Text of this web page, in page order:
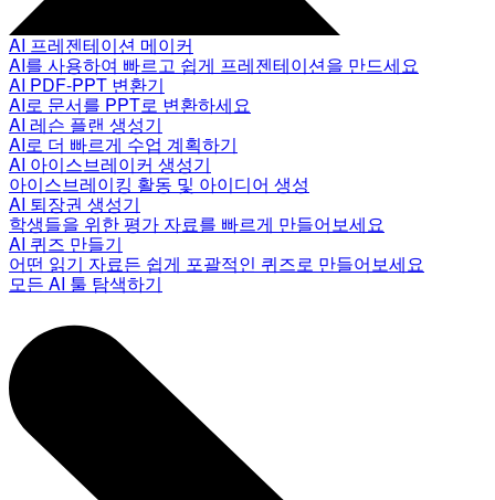
AI 프레젠테이션 메이커
AI를 사용하여 빠르고 쉽게 프레젠테이션을 만드세요
AI PDF-PPT 변환기
AI로 문서를 PPT로 변환하세요
AI 레슨 플랜 생성기
AI로 더 빠르게 수업 계획하기
AI 아이스브레이커 생성기
아이스브레이킹 활동 및 아이디어 생성
AI 퇴장권 생성기
학생들을 위한 평가 자료를 빠르게 만들어보세요
AI 퀴즈 만들기
어떤 읽기 자료든 쉽게 포괄적인 퀴즈로 만들어보세요
모든 AI 툴 탐색하기